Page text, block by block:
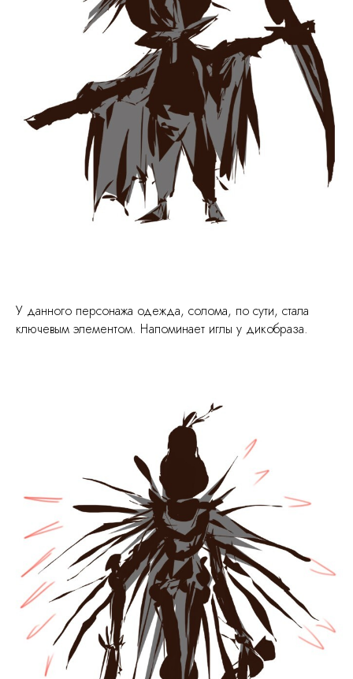
У данного персонажа одежда, солома, по сути, стала
ключевым элементом. Напоминает иглы у дикобраза.